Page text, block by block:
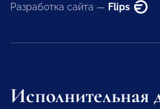
Разработка сайта — Flips
Исполнительная